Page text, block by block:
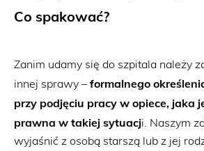
Co spakować?
Zanim udamy się do szpitala należy
innej sprawy – formalnego
przy podjęciu pracy w opiece, jaka
prawna w takiej sytuacji. Naszym
wyjaśnić z osobą starszą lub z jej